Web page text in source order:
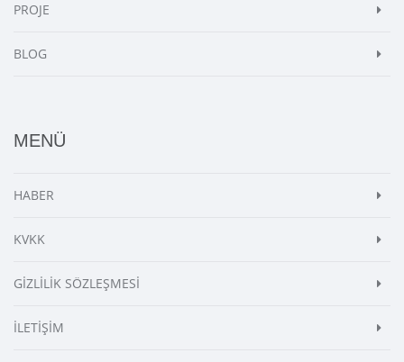
PROJE
BLOG
MENÜ
HABER
KVKK
GİZLİLİK SÖZLEŞMESİ
İLETİŞİM